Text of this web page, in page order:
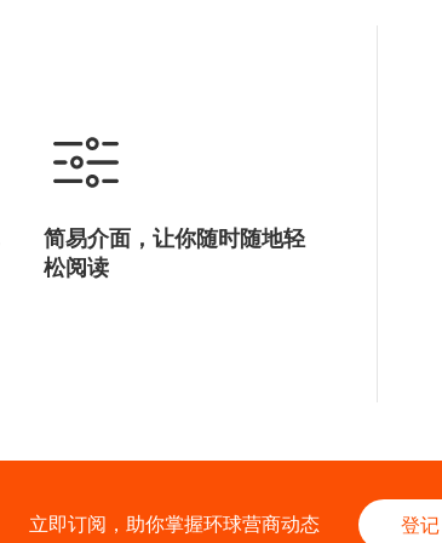
简易介面，让你随时随地轻
松阅读
立即订阅，助你掌握环球营商动态 登记